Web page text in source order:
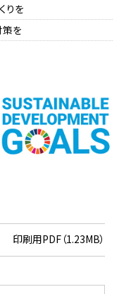
りを
を
印刷用PDF（1.23MB）